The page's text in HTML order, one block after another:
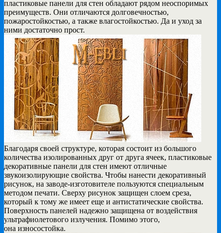
пластиковые панели для стен обладают рядом неоспоримых
преимуществ. Они отличаются долговечностью,
пожаростойкостью, а также влагостойкостью. Да и уход за
ними достаточно прост.
Благодаря своей структуре, которая состоит из большого
количества изолированных друг от друга ячеек, пластиковые
декоративные панели для стен имеют отличные
звукоизолирующие свойства. Чтобы нанести декоративный
рисунок, на заводе-изготовителе пользуются специальным
методом печати. Сверху рисунок защищен слоем среза,
который к тому же имеет еще и антистатические свойства.
Поверхность панелей надежно защищена от воздействия
ультрафиолетового излучения. Помимо этого,
она износостойка.